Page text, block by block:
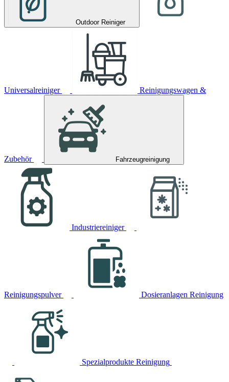
Outdoor Reiniger
Universalreiniger Reinigungswagen &
Zubehör Fahrzeugreinigung
Industriereiniger
Reinigungspulver Dosieranlagen Reinigung
Spezialprodukte Reinigung